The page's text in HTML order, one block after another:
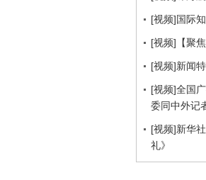
[视频]国际
[视频]【聚
[视频]新闻
[视频]全国
委同中外记
[视频]新华
礼》